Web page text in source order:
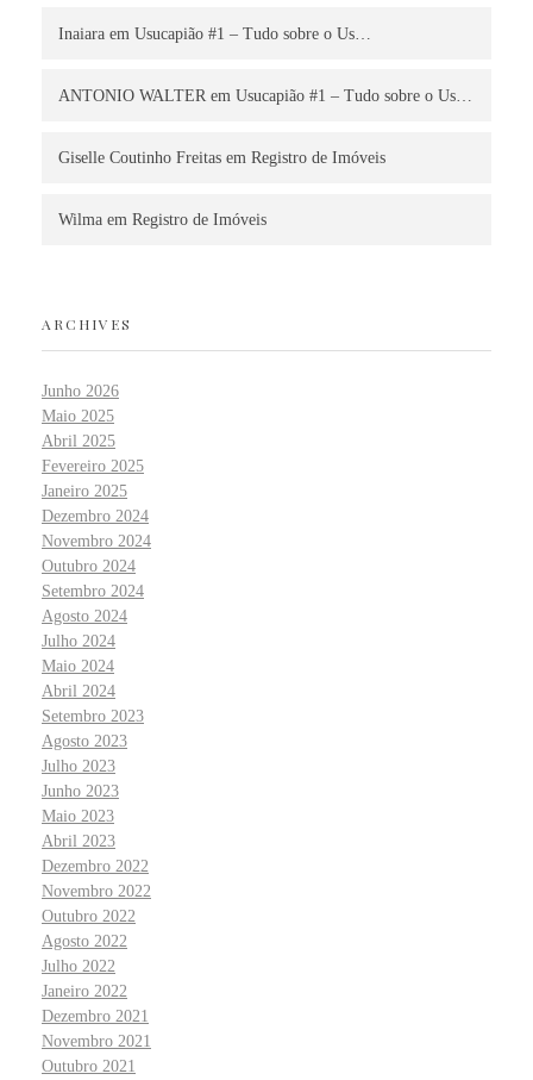
Inaiara em Usucapião #1 – Tudo sobre o Us…
ANTONIO WALTER em Usucapião #1 – Tudo sobre o Us…
Giselle Coutinho Freitas em Registro de Imóveis
Wilma em Registro de Imóveis
ARCHIVES
Junho 2026
Maio 2025
Abril 2025
Fevereiro 2025
Janeiro 2025
Dezembro 2024
Novembro 2024
Outubro 2024
Setembro 2024
Agosto 2024
Julho 2024
Maio 2024
Abril 2024
Setembro 2023
Agosto 2023
Julho 2023
Junho 2023
Maio 2023
Abril 2023
Dezembro 2022
Novembro 2022
Outubro 2022
Agosto 2022
Julho 2022
Janeiro 2022
Dezembro 2021
Novembro 2021
Outubro 2021